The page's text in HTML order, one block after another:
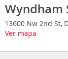
Wyndham
13600 Nw 2nd St,
Ver mapa